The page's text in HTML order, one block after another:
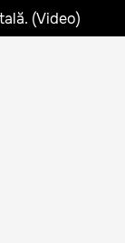
(Video)